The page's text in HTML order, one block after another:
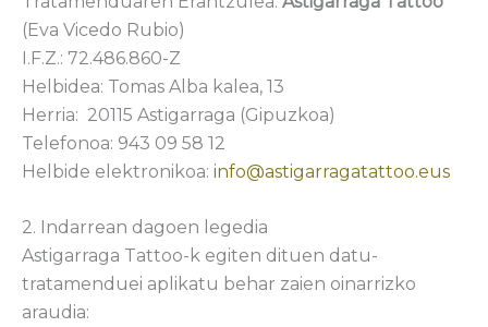
(Eva Vicedo Rubio)
I.F.Z.: 72.486.860-Z
Helbidea: Tomas Alba kalea, 13
Herria: 20115 Astigarraga (Gipuzkoa)
Telefonoa: 943 09 58 12
Helbide elektronikoa: info@astigarragatattoo.eus
2. Indarrean dagoen legedia
Astigarraga Tattoo-k egiten dituen datu-
tratamenduei aplikatu behar zaien oinarrizko
araudia: